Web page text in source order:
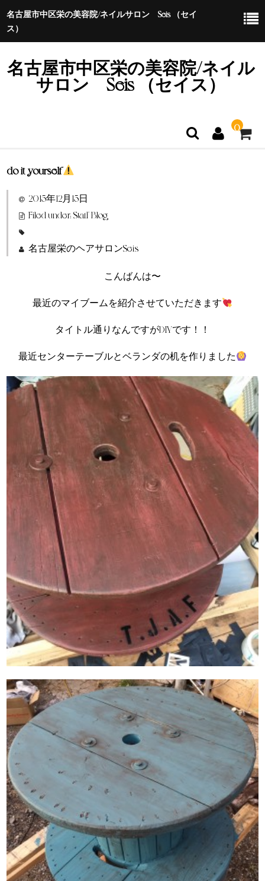
名古屋市中区栄の美容院/ネイルサロン Seis （セイ
ス）
名古屋市中区栄の美容院/ネイル
サロン Seis （セイス）
0
ホーム
特定商取引法に基づく表示
do it yourself
2015年12月15日
Filed under:Staff Blog
名古屋栄のヘアサロンSeis
こんばんは〜
最近のマイブームを紹介させていただきます
タイトル通りなんですがDIYです！！
最近センターテーブルとベランダの机を作りました